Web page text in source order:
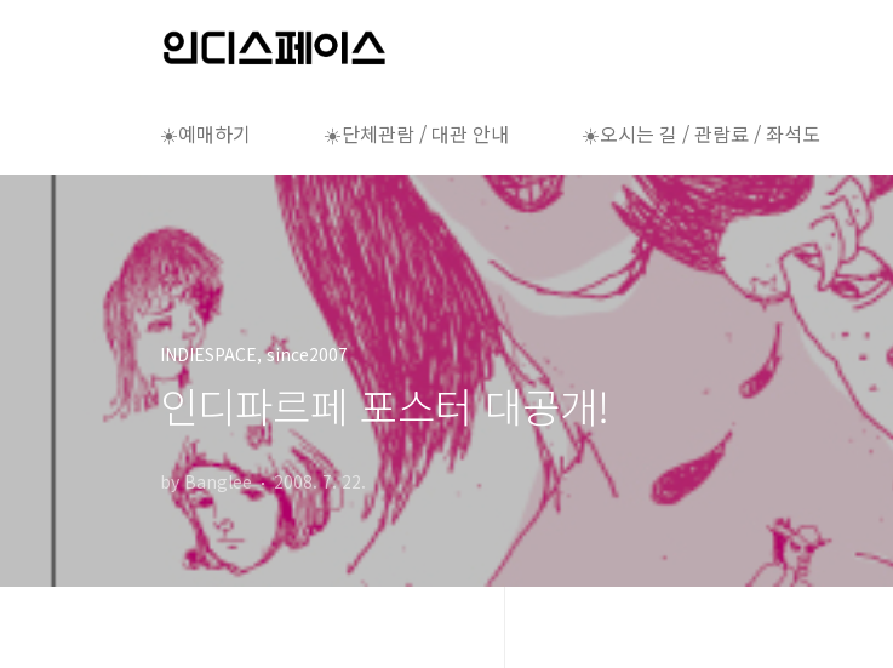
☀️예매하기 ☀️단체관람 / 대관 안내 ☀️오시는 길 / 관람료 / 좌석도
INDIESPACE, since2007
인디파르페 포스터 대공개!
by Banglee 2008. 7. 22.